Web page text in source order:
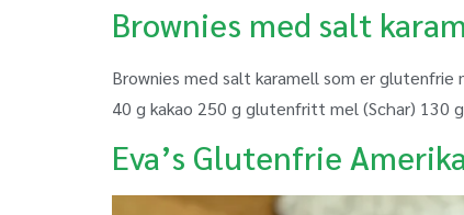
Brownies med salt
Brownies med salt karamell som er
40 g kakao 250 g glutenfritt mel (Schar) 130
Eva’s Glutenfrie